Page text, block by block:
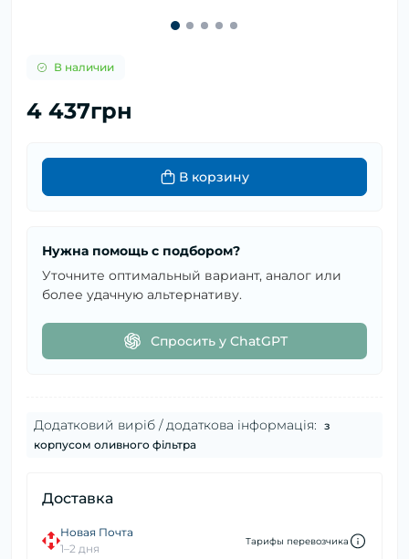
В наличии
4 437грн
В корзину
Нужна помощь с подбором?
Уточните оптимальный вариант, аналог или
более удачную альтернативу.
Спросить у ChatGPT
Додатковий виріб / додаткова інформація: з
корпусом оливного фільтра
Доставка
Новая Почта
1–2 дня
Тарифы перевозчика